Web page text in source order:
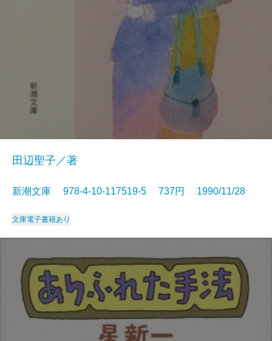
田辺聖子／著
新潮文庫 978-4-10-117519-5 737円 1990/11/28
文庫電子書籍あり